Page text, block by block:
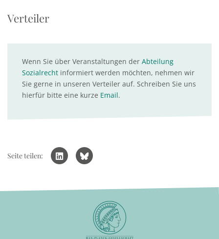
Verteiler
Wenn Sie über Veranstaltungen der Abteilung
Sozialrecht informiert werden möchten, nehmen wir
Sie gerne in unseren Verteiler auf. Schreiben Sie uns
hierfür bitte eine kurze Email.
Seite teilen: